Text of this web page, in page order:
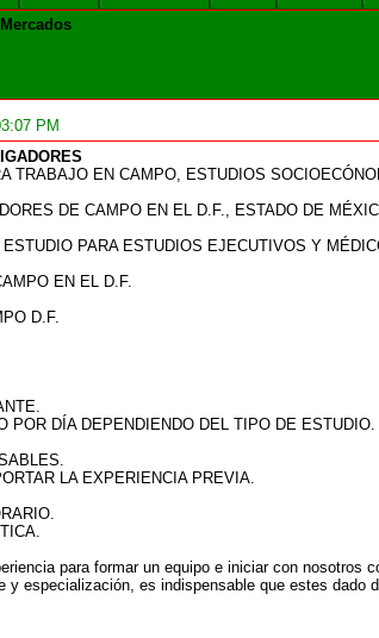
PM
TRABAJO EN CAMPO, ESTUDIOS
DE CAMPO EN EL D.F., ESTADO DE
ESTUDIO PARA ESTUDIOS EJECUTIVOS Y
EN EL D.F.
D.F.
POR DÍA DEPENDIENDO DEL TIPO DE ESTUDIO.
LA EXPERIENCIA PREVIA.
para formar un equipo e iniciar con nosotros
y especialización, es indispensable que estes